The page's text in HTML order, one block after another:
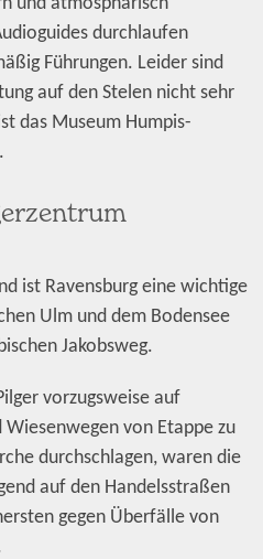
und atmosphärisch
durchlaufen
Führungen. Leider sind
auf den Stelen nicht sehr
das Museum Humpis-
ist Ravensburg eine wichtige
Ulm und dem Bodensee
Jakobsweg.
vorzugsweise auf
von Etappe zu
durchschlagen, waren die
auf den Handelsstraßen
gegen Überfälle von